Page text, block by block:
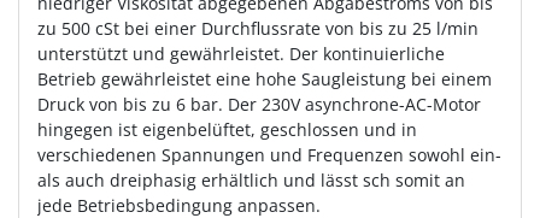
zu 500 cSt bei einer Durchflussrate von bis zu 25 l/min
unterstützt und gewährleistet. Der kontinuierliche
Betrieb gewährleistet eine hohe Saugleistung bei einem
Druck von bis zu 6 bar. Der 230V asynchrone-AC-Motor
hingegen ist eigenbelüftet, geschlossen und in
verschiedenen Spannungen und Frequenzen sowohl ein-
als auch dreiphasig erhältlich und lässt sch somit an
jede Betriebsbedingung anpassen.